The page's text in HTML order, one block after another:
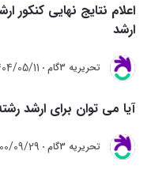
ارشد
تحريريه 3گام 05/11
آیا می توان برای ارشد
تحريريه 3گام 09/29